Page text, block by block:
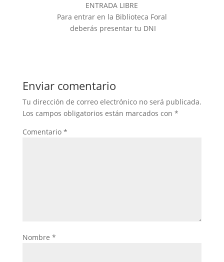
ENTRADA LIBRE
Para entrar en la Biblioteca Foral
deberás presentar tu DNI
Enviar comentario
Tu dirección de correo electrónico no será publicada.
Los campos obligatorios están marcados con *
Comentario *
Nombre *